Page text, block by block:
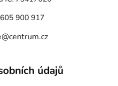
900 917
údajů